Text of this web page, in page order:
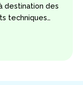
destination des
techniques…